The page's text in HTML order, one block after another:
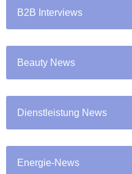
B2B Interviews
Beauty News
Dienstleistung News
Energie-News